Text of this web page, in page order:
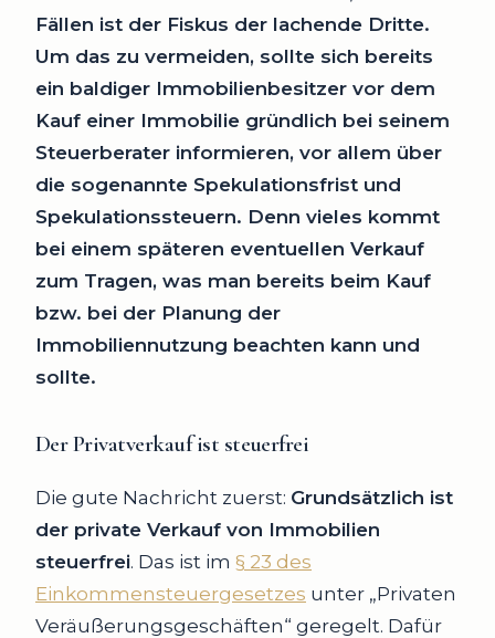
Fällen ist der Fiskus der lachende Dritte.
Um das zu vermeiden, sollte sich bereits
ein baldiger Immobilienbesitzer vor dem
Kauf einer Immobilie gründlich bei seinem
Steuerberater informieren, vor allem über
die sogenannte Spekulationsfrist und
Spekulationssteuern. Denn vieles kommt
bei einem späteren eventuellen Verkauf
zum Tragen, was man bereits beim Kauf
bzw. bei der Planung der
Immobiliennutzung beachten kann und
sollte.
Der Privatverkauf ist steuerfrei
Die gute Nachricht zuerst: Grundsätzlich ist
der private Verkauf von Immobilien
steuerfrei. Das ist im § 23 des
Einkommensteuergesetzes unter „Privaten
Veräußerungsgeschäften“ geregelt. Dafür